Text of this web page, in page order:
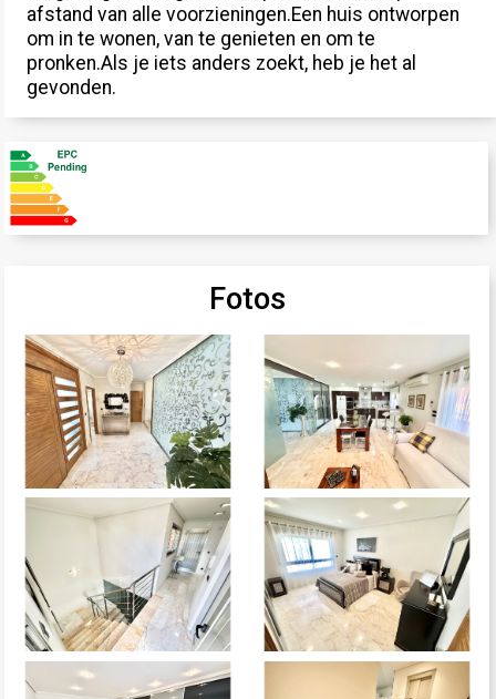
afstand van alle voorzieningen.Een huis ontworpen
om in te wonen, van te genieten en om te
pronken.Als je iets anders zoekt, heb je het al
gevonden.
Fotos